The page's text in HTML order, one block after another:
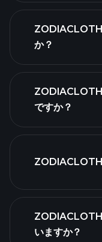
詳細チャ
ZODIACLOTH
か？
ZODIACLOTH
ですか？
ZODIACLOTH
株式リスト
ZODIACLOTH
いますか？